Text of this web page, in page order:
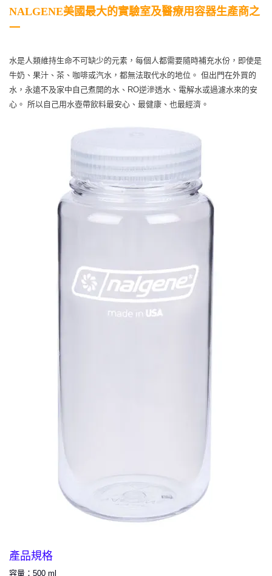
NALGENE美國最大的實驗室及醫療用容器生產商之
一
水是人類維持生命不可缺少的元素，每個人都需要隨時補充水份，即使是
牛奶、果汁、茶、咖啡或汽水，都無法取代水的地位。 但出門在外買的
水，永遠不及家中自己煮開的水、RO逆滲透水、電解水或過濾水來的安
心。 所以自己用水壺帶飲料最安心、最健康、也最經濟。
產品規格
容量： 500 ml